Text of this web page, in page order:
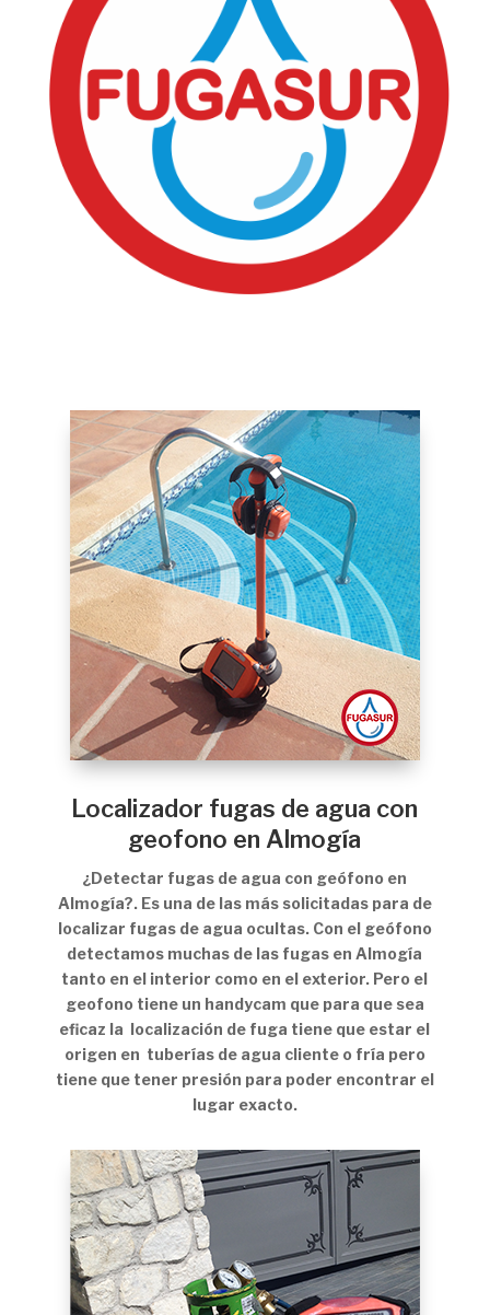
Localizador fugas de agua con
geofono en Almogía
¿Detectar fugas de agua con geófono en
Almogía?. Es una de las más solicitadas para de
localizar fugas de agua ocultas. Con el geófono
detectamos muchas de las fugas en Almogía
tanto en el interior como en el exterior. Pero el
geofono tiene un handycam que para que sea
eficaz la localización de fuga tiene que estar el
origen en tuberías de agua cliente o fría pero
tiene que tener presión para poder encontrar el
lugar exacto.